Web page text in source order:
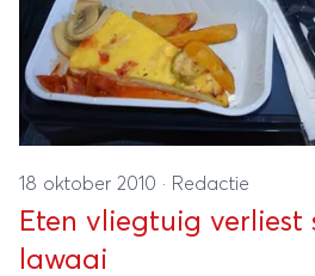
18 oktober 2010 · Redactie
Eten vliegtuig verliest
lawaai